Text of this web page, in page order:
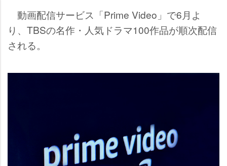
動画配信サービス「Prime Video」で6月よ
り、TBSの名作・人気ドラマ100作品が順次配信
される。